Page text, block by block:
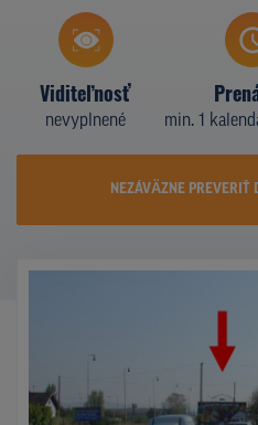
TYPY
Z
Viditeľnosť
nevyplnené min. 1
NEZÁVÄZNE PREVERIŤ